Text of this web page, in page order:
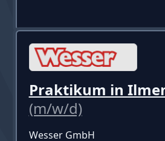
Praktikum in
(m/w/d)
Wesser GmbH